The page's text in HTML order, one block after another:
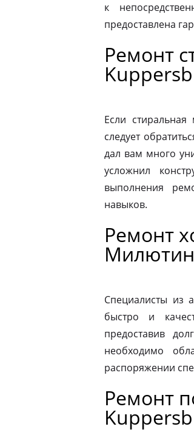
к
предоставлена
Ремонт
Если
следует
дал вам много
усложнил
выполнения
навыков.
Ремонт
Специалисты из
быстро и
предоставив
необходимо
распоряжении
Ремонт